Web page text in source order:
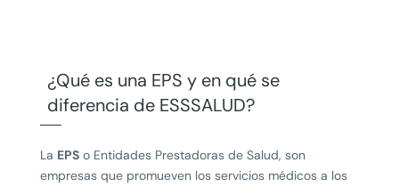
¿Qué es una EPS y en qué se
diferencia de ESSSALUD?
La EPSo Entidades Prestadoras de Salud, son
empresas que promueven los servicios médicos a los